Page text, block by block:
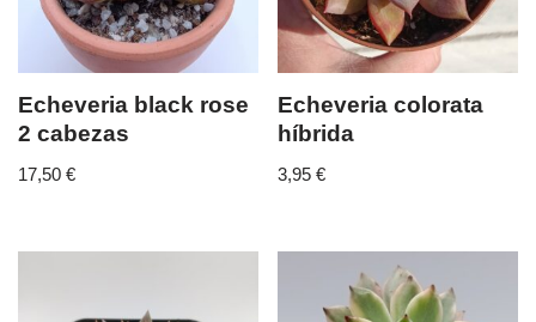
Echeveria black rose
2 cabezas
17,50 €
Echeveria colorata
híbrida
3,95€